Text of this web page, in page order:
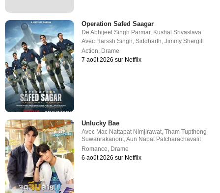
Operation Safed Saagar
DeAbhijeet Singh Parmar, Kushal Srivastava
Avec Harssh Singh,Siddharth,Jimmy Shergill
Action, Drame
7 août 2026 sur Netflix
Unlucky Bae
Avec Mac Nattapat Nimjirawat,Tham Tupthong
Suwanrakanont,Aun Napat Patcharachavalit
Romance, Drame
6 août 2026 sur Netflix